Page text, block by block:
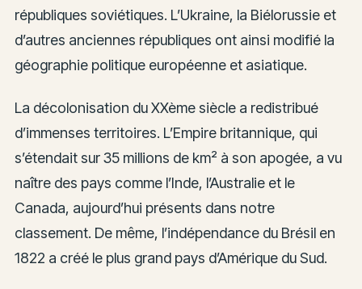
républiques soviétiques. L’Ukraine, la Biélorussie et
d’autres anciennes républiques ont ainsi modifié la
géographie politique européenne et asiatique.
La décolonisation du XXème siècle a redistribué
d’immenses territoires. L’Empire britannique, qui
s’étendait sur 35 millions de km² à son apogée, a vu
naître des pays comme l’Inde, l’Australie et le
Canada, aujourd’hui présents dans notre
classement. De même, l’indépendance du Brésil en
1822 a créé le plus grand pays d’Amérique du Sud.